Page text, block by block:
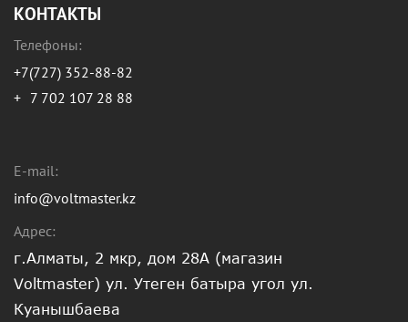
КОНТАКТЫ
Телефоны:
+7(727) 352-88-82
+ 7 702 107 28 88
E-mail:
info@voltmaster.kz
Адрес:
г.Алматы, 2 мкр, дом 28А (магазин
Voltmaster) ул. Утеген батыра угол ул.
Куанышбаева